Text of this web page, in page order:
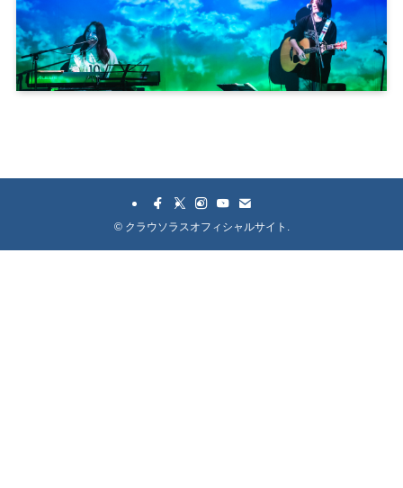
©クラウソラスオフィシャルサイト.